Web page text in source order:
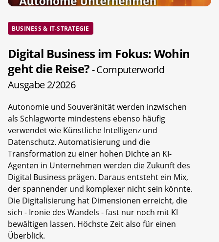
BUSINESS & IT-STRATEGIE
Digital Business im Fokus: Wohin
geht die Reise?- Computerworld
Ausgabe 2/2026
Autonomie und Souveränität werden inzwischen
als Schlagworte mindestens ebenso häufig
verwendet wie Künstliche Intelligenz und
Datenschutz. Automatisierung und die
Transformation zu einer hohen Dichte an KI-
Agenten in Unternehmen werden die Zukunft des
Digital Business prägen. Daraus entsteht ein Mix,
der spannender und komplexer nicht sein könnte.
Die Digitalisierung hat Dimensionen erreicht, die
sich - Ironie des Wandels - fast nur noch mit KI
bewältigen lassen. Höchste Zeit also für einen
Überblick.